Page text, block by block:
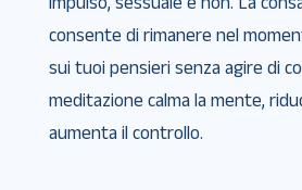
consente di rimanere nel
sui tuoi pensieri senza agire di
meditazione calma la mente,
aumenta il controllo.